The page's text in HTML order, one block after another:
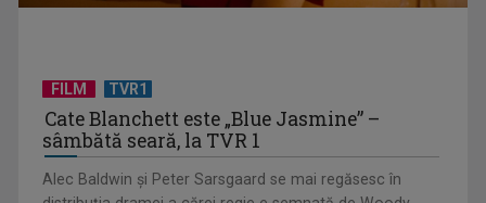
„E cool să fii cult!”, în curând la TVR 1 și TVR 2
FILM TVR1
Cate Blanchett este „Blue Jasmine” –
sâmbătă seară, la TVR 1
Alec Baldwin şi Peter Sarsgaard se mai regăsesc în